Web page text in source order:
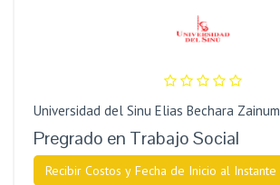
Universidad del Sinu Elias Bechara Zainum
Pregrado en Trabajo Social
Recibir Costos y Fecha de Inicio al Instante